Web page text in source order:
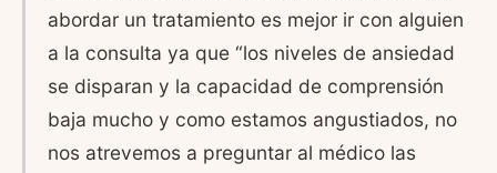
abordar un tratamiento es mejor ir con alguien
a la consulta ya que “los niveles de ansiedad
se disparan y la capacidad de comprensión
baja mucho y como estamos angustiados, no
nos atrevemos a preguntar al médico las